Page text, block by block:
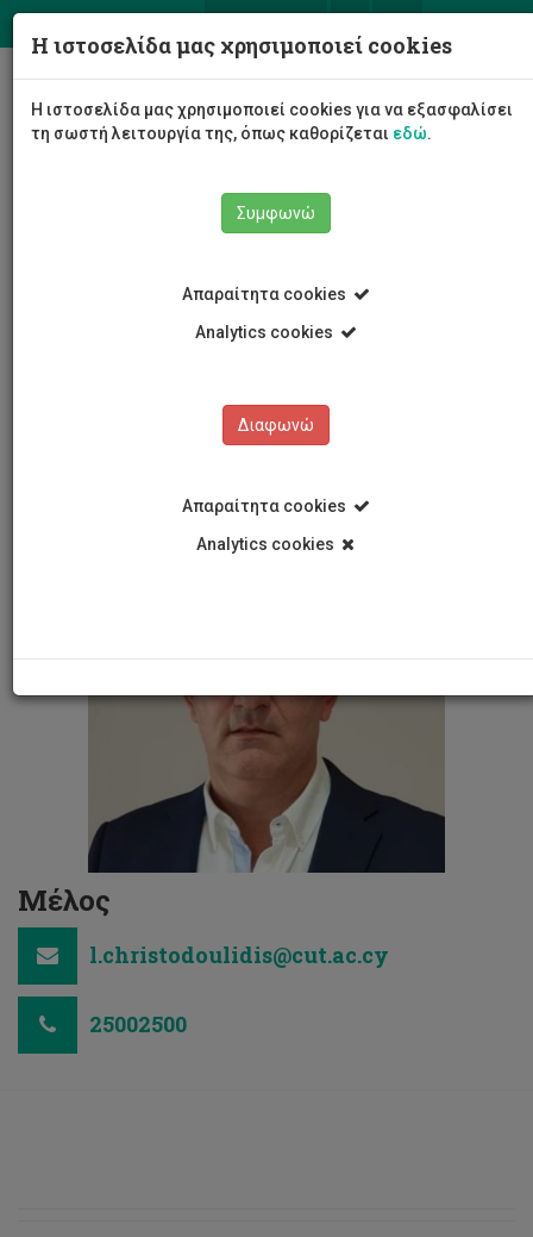
Σύνθεση Συμβουλίου
Λουκάς Χριστοδουλίδης
Λουκάς Χριστοδουλίδης
Μέλος
l.christodoulidis@cut.ac.cy
25002500
Η ιστοσελίδα μας χρησιμοποιεί cookies
Η ιστοσελίδα μας χρησιμοποιεί cookies για να εξασφαλίσει
τη σωστή λειτουργία της, όπως καθορίζεται εδώ.
Συμφωνώ
Απαραίτητα cookies
Analytics cookies
Διαφωνώ
Απαραίτητα cookies
Analytics cookies